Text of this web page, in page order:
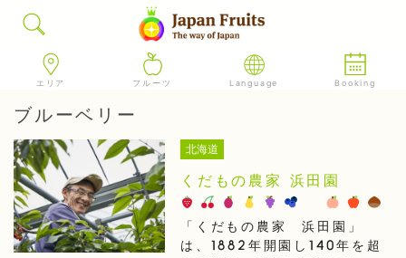
エリア フルーツ Language Booking
ブルーベリー
北海道
くだもの農家 浜田園
「くだもの農家 浜田園」
は、1882年開園し140年を超